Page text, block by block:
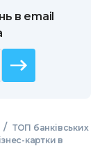
в email
/ ТОП банківських
картки в